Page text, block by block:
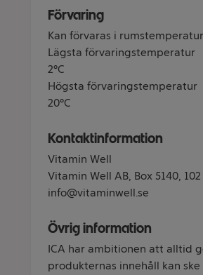
Förvaring
Kan förvaras i
Lägsta förvaringstemperatur
2°C
Högsta förvaringstemperatur
20°C
Kontaktinformation
Vitamin Well
Vitamin Well AB, Box 5140,
info@vitaminwell.se
Övrig information
ICA har ambitionen att alltid
produkternas innehåll kan